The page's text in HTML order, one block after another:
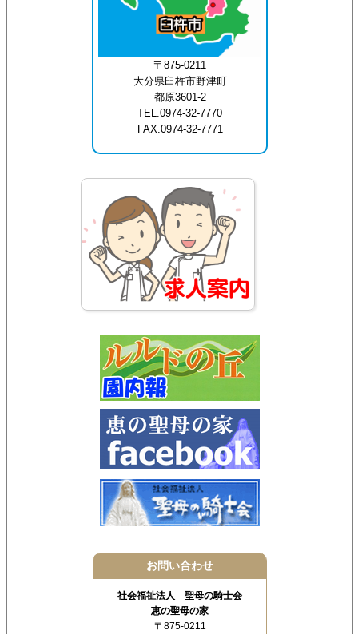
〒875-0211
大分県臼杵市野津町
都原3601-2
TEL.0974-32-7770
FAX.0974-32-7771
お問い合わせ
社会福祉法人 聖母の騎士会
恵の聖母の家
〒875-0211